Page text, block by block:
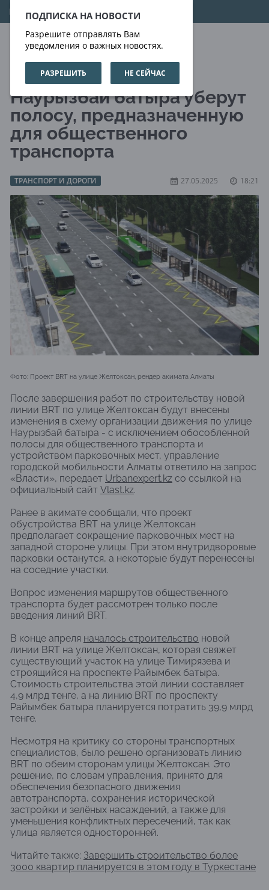
ПОДПИСКА НА НОВОСТИ
Разрешите отправлять Вам
уведомления о важных новостях.
РАЗРЕШИТЬ НЕ СЕЙЧАС
08.08.2026 11:19:59
В Алматы на улице
Наурызбай батыра уберут
полосу, предназначенную
для общественного
транспорта
ТРАНСПОРТ И ДОРОГИ 27.05.2025 18:21
Фото: Проект BRT на улице Желтоксан, рендер акимата Алматы
После завершения работ по строительству новой
линии BRT по улице Желтоксан будут внесены
изменения в схему организации движения по улице
Наурызбай батыра - с исключением обособленной
полосы для общественного транспорта и
устройством парковочных мест, управление
городской мобильности Алматы ответило на запрос
«Власти», передает Urbanexpert.kz со ссылкой на
официальный сайт Vlast.kz.
Ранее в акимате сообщали, что проект
обустройства BRT на улице Желтоксан
предполагает сокращение парковочных мест на
западной стороне улицы. При этом внутридворовые
парковки останутся, а некоторые будут перенесены
на соседние участки.
Вопрос изменения маршрутов общественного
транспорта будет рассмотрен только после
введения линий BRT.
В конце апреля началось строительство новой
линии BRT на улице Желтоксан, которая свяжет
существующий участок на улице Тимирязева и
строящийся на проспекте Райымбек батыра.
Стоимость строительства этой линии составляет
4,9 млрд тенге, а на линию BRT по проспекту
Райымбек батыра планируется потратить 39,9 млрд
тенге.
Несмотря на критику со стороны транспортных
специалистов, было решено организовать линию
BRT по обеим сторонам улицы Желтоксан. Это
решение, по словам управления, принято для
обеспечения безопасного движения
автотранспорта, сохранения исторической
застройки и зелёных насаждений, а также для
уменьшения конфликтных пересечений, так как
улица является односторонней.
Читайте также: Завершить строительство более
3000 квартир планируется в этом году в Туркестане